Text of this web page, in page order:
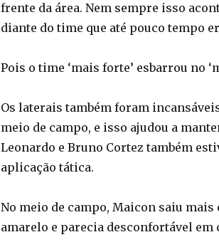
frente da área. Nem sempre isso
diante do time que até pouco tempo
Pois o time ‘mais forte’ esbarrou no
Os laterais também foram
meio de campo, e isso ajudou a
Leonardo e Bruno Cortez também
aplicação tática.
No meio de campo, Maicon saiu mais
amarelo e parecia desconfortável em